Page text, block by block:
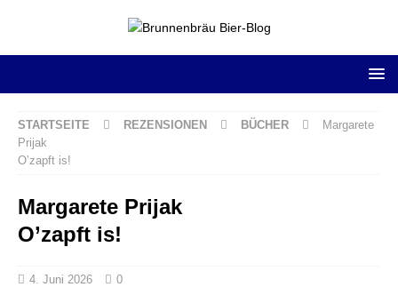
STARTSEITE REZENSIONEN BÜCHER
Margarete
Prijak
O’zapft is!
Margarete Prijak
O’zapft is!
4. Juni 2026 0